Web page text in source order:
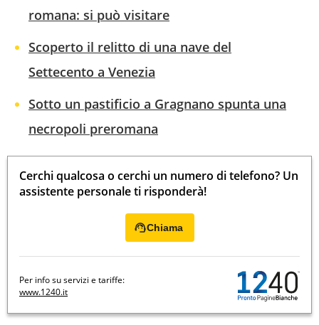
romana: si può visitare
Scoperto il relitto di una nave del
Settecento a Venezia
Sotto un pastificio a Gragnano spunta una
necropoli preromana
Cerchi qualcosa o cerchi un numero di telefono? Un
assistente personale ti risponderà!
Chiama
Per info su servizi e tariffe:
www.1240.it